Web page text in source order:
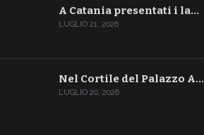
A Catania presentati i la…
LUGLIO 21, 2026
Nel Cortile del Palazzo A…
LUGLIO 20, 2026